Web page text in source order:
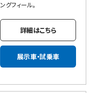
ングフィール。
詳細はこちら
展示車・試乗車